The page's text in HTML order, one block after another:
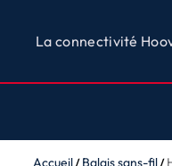
La connectivité
Accueil Balais sans-fil